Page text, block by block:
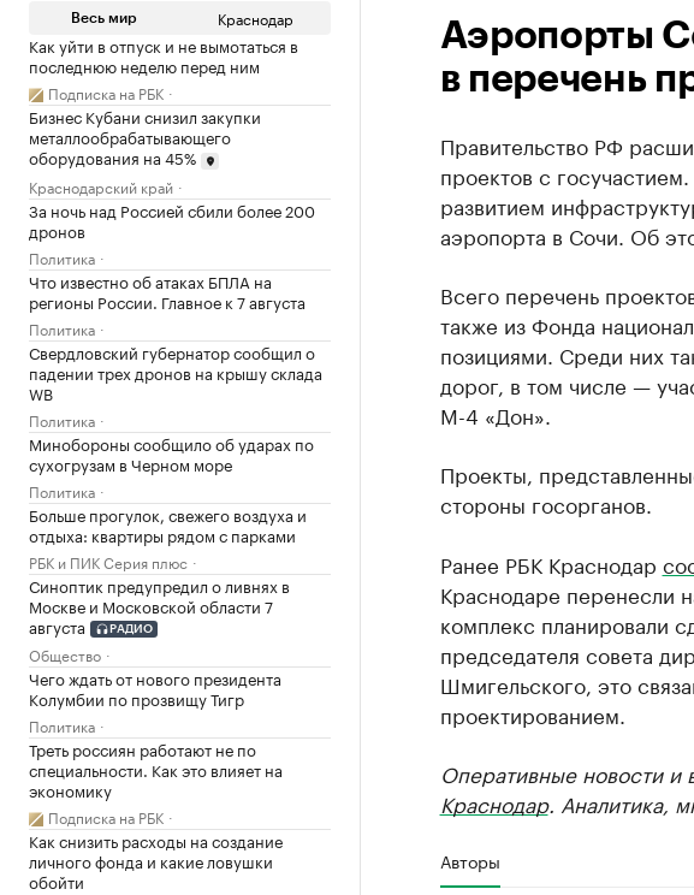
Весь мир Краснодар
Как уйти в отпуск и не вымотаться в
последнюю неделю перед ним
Подписка на РБК
Бизнес Кубани снизил закупки
металлообрабатывающего
оборудования на 45%
Краснодарский край
За ночь над Россией сбили более 200
дронов
Политика
Что известно об атаках БПЛА на
регионы России. Главное к 7 августа
Политика
Свердловский губернатор сообщил о
падении трех дронов на крышу склада
WB
Политика
Минобороны сообщило об ударах по
сухогрузам в Черном море
Политика
Больше прогулок, свежего воздуха и
отдыха: квартиры рядом с парками
РБК и ПИК Серия плюс
Синоптик предупредил о ливнях в
Москве и Московской области 7
августа
РАДИО
Общество
Чего ждать от нового президента
Колумбии по прозвищу Тигр
Политика
Треть россиян работают не по
специальности. Как это влияет на
экономику
Подписка на РБК
Как снизить расходы на создание
личного фонда и какие ловушки
обойти
Аэропорты
в перечень
Правительство РФ
проектов с
развитием
аэропорта в Сочи. Об
Всего перечень
также из Фонда
позициями. Среди них
дорог, в том числе —
М-4 «Дон».
Проекты,
стороны госорганов.
Ранее РБК Краснодар
Краснодаре перенесли
комплекс планировали
председателя совета
Шмигельского, это
проектированием.
Оперативные новости
Краснодар. Аналитика,
Авторы